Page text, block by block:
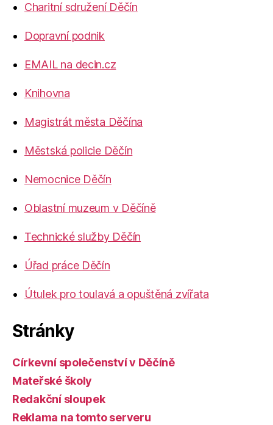
Charitní sdružení Děčín
Dopravní podnik
EMAIL na decin.cz
Knihovna
Magistrát města Děčína
Městská policie Děčín
Nemocnice Děčín
Oblastní muzeum v Děčíně
Technické služby Děčín
Úřad práce Děčín
Útulek pro toulavá a opuštěná zvířata
Stránky
Církevní společenství v Děčíně
Mateřské školy
Redakční sloupek
Reklama na tomto serveru